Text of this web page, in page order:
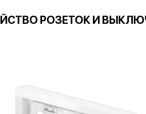
РОЗЕТОК И